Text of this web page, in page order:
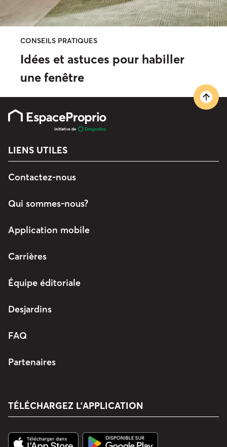
CONSEILS PRATIQUES
Idées et astuces pour habiller
une fenêtre
LIENS UTILES
Contactez-nous
Qui sommes-nous?
Application mobile
Carrières
Équipe éditoriale
Desjardins
FAQ
Partenaires
TÉLÉCHARGEZ L’APPLICATION